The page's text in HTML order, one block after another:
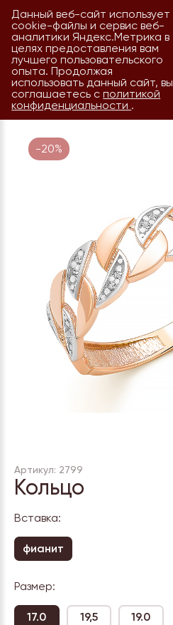
-20%
Артикул: 2799
Кольцо
Вставка:
фианит
Размер:
17.0 19,5 19.0
Данный веб-сайт использует
cookie-файлы и сервис веб-
аналитики Яндекс.Метрика в
целях предоставления вам
лучшего пользовательского
опыта. Продолжая
использовать данный сайт, вы
соглашаетесь сполитикой
конфиденциальности .